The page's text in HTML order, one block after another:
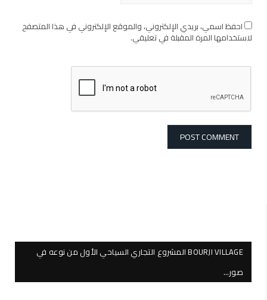
احفظ اسمي، بريدي الإلكتروني، والموقع الإلكتروني في هذا المتصفح
لاستخدامها المرة المقبلة في تعليقي.
BOURJI VILLAGE المشروع التجاري السياحي الأول من نوعه في
صور…